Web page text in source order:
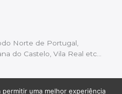
Norte de Portugal,
do Castelo, Vila Real etc…
uma melhor experiência